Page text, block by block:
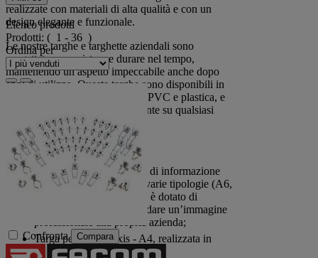
realizzate con materiali di alta qualità e con un
design elegante e funzionale.
Le nostre targhe e targhette aziendali sono
progettate per resistere e durare nel tempo,
mantenendo un aspetto impeccabile anche dopo
anni di utilizzo. Queste targhe sono disponibili in
vari materiali, tra cui alluminio, PVC e plastica, e
possono essere montate facilmente su qualsiasi
superficie.
Scopri la nostra offerta:
Targa di identificazione e di informazione
Tec-art, sono disponibili varie tipologie (A6,
A4, A3). Questo modello è dotato di
supporti in alluminio per dare un’immagine
professionale alla propria azienda;
Targa per porta Pyxis - A4, realizzata in
PVC trasparente e antiriflesso;
Elenco prodotti
Prodotti: ( 1 - 36 )
Ordina per
Confronta Compara